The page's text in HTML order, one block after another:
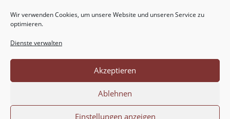
Wir verwenden Cookies, um unsere Website und unseren Service zu
optimieren.
Dienste verwalten
Akzeptieren
Ablehnen
Einstellungen anzeigen